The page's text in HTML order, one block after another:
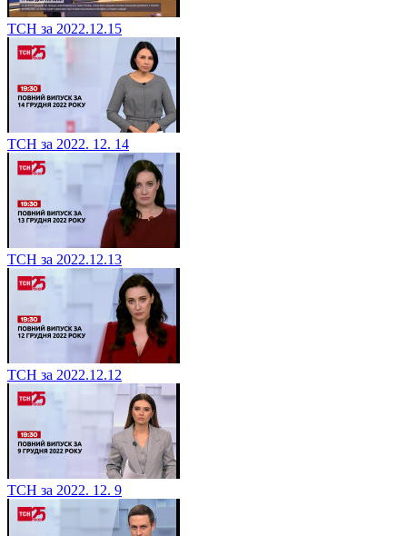
ТСН за 2022.12.15
ТСН за 2022. 12. 14
ТСН за 2022.12.13
ТСН за 2022.12.12
ТСН за 2022. 12. 9